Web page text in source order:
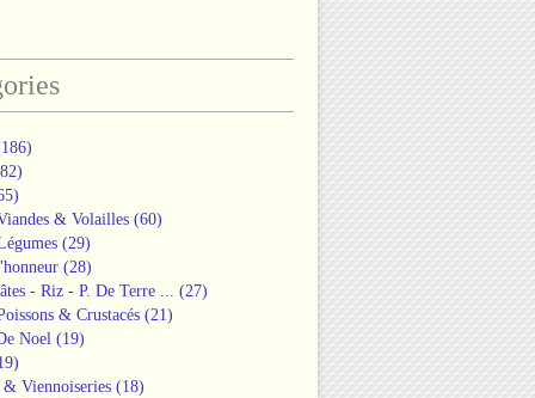
& Volailles (60)
(29)
(28)
- Riz - P. De Terre ... (27)
& Crustacés (21)
Noel (19)
& Viennoiseries (18)